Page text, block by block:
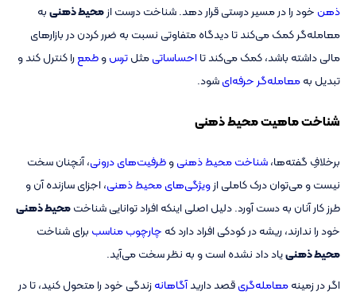
ذهن خود را در مسیر درستی قرار دهد. شناخت درست ازمحیط ذهنیبه
معامله‌گر کمک می‌کند تا دیدگاه متفاوتی نسبت به ضرر کردن در بازارهای
مالی داشته باشد، کمک می‌کند تااحساساتیمثلترسوطمعرا کنترل کند و
تبدیل بهمعامله‌گر حرفه‌ایشود.
شناخت ماهیت محیط ذهنی
برخلافِ گفته‌ها،شناخت محیط ذهنیوظرفیت‌های درونی، آنچنان سخت
نیست و می‌توان درک کاملی ازویژگی‌های محیط ذهنی، اجزای سازنده آن و
طرز کار آنان به دست آورد. دلیل اصلی اینکه افراد توانایی شناختمحیط ذهنی
خود را ندارند، ریشه در کودکی افراد دارد که چارچوب مناسب برای شناخت
محیط ذهنییاد داد نشده است و به نظر سخت می‌آید.
اگر در زمینهمعامله‌گریقصد داریدآگاهانهزندگی خود را متحول کنید، تا در